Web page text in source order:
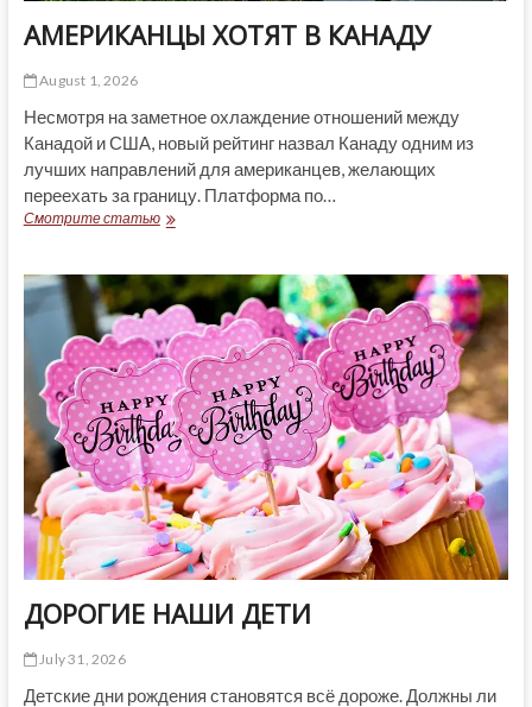
АМЕРИКАНЦЫ ХОТЯТ В КАНАДУ
August 1, 2026
Несмотря на заметное охлаждение отношений между
Канадой и США, новый рейтинг назвал Канаду одним из
лучших направлений для американцев, желающих
переехать за границу. Платформа по…
Смотрите статьюАМЕРИКАНЦЫ
КАНАДУ
ДОРОГИЕ НАШИ ДЕТИ
July 31, 2026
Детские дни рождения становятся всё дороже. Должны ли